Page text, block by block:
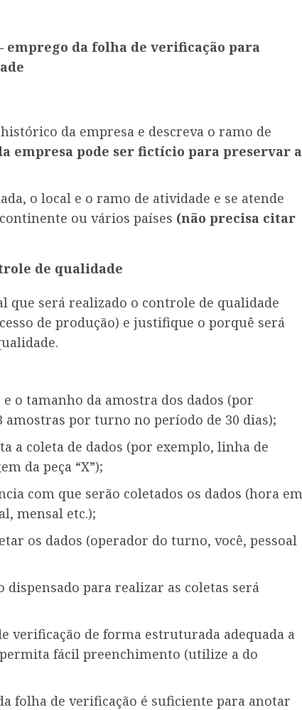
da folha de verificação para
da empresa e descreva o ramo de
empresa pode ser fictício para preservar a
o local e o ramo de atividade e se atende
ou vários países (não precisa citar
de qualidade
que será realizado o controle de qualidade
de produção) e justifique o porquê será
o tamanho da amostra dos dados (por
amostras por turno no período de 30 dias);
a coleta de dados (por exemplo, linha de
da peça “X”);
com que serão coletados os dados (hora em
mensal etc.);
os dados (operador do turno, você, pessoal
dispensado para realizar as coletas será
verificação de forma estruturada adequada a
fácil preenchimento (utilize a do
folha de verificação é suficiente para anotar